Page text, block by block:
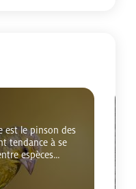
est le pinson des
tendance à se
espèces